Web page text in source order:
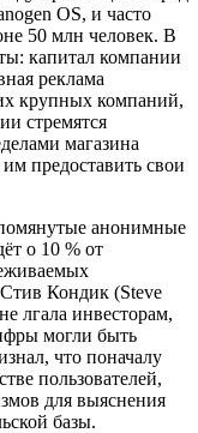
OS, и часто
50 млн человек. В
капитал компании
реклама
крупных компаний,
стремятся
магазина
предоставить свои
анонимные
о 10 % от
Стив Кондик (Steve
лгала инвесторам,
могли быть
что поначалу
пользователей,
для выяснения
базы.